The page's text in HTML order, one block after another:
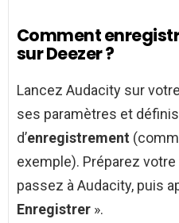
Comment
sur Deezer ?
Lancez Audacity sur
ses paramètres et
d’enregistrement
exemple). Préparez
passez à Audacity, puis
Enregistrer ».